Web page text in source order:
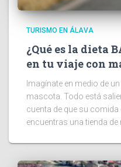
TURISMO EN ÁLAVA
¿Qué es la dieta
en tu viaje con
Imagínate en medio de
mascota. Todo está
cuenta de que su
encuentras una tienda